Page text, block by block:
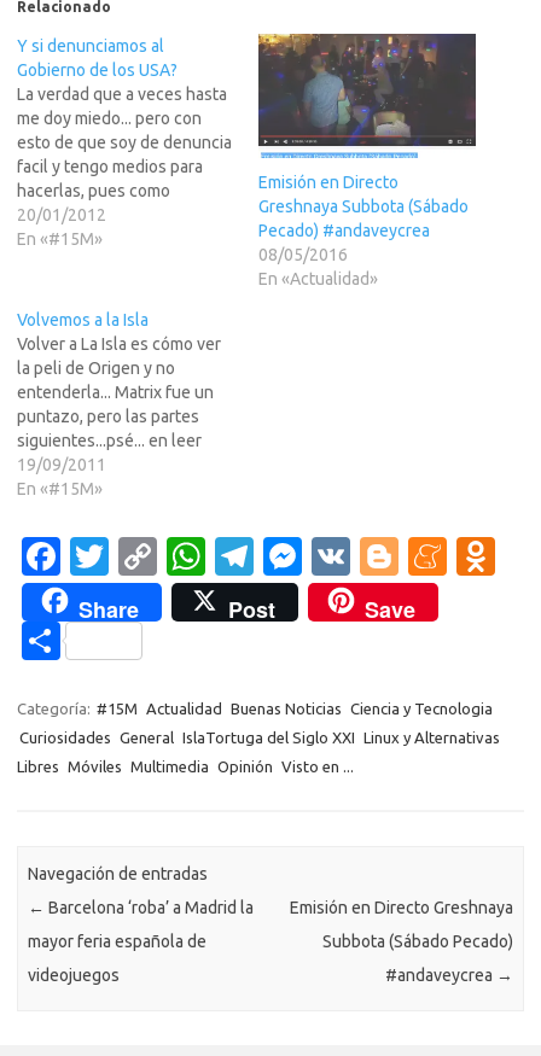
Relacionado
Y si denunciamos al
Gobierno de los USA?
La verdad que a veces hasta
me doy miedo... pero con
esto de que soy de denuncia
facil y tengo medios para
hacerlas, pues como
afectado que soy por tener
gran parte de mis
denunciar al Gobierno de mi
pais adoptivo. El caso es…
20/01/2012
En «#15M»
Emisión en Directo
Greshnaya Subbota (Sábado
Pecado) #andaveycrea
08/05/2016
En «Actualidad»
Volvemos a la Isla
Volver a La Isla es cómo ver
la peli de Origen y no
entenderla... Matrix fue un
puntazo, pero las partes
siguientes...psé... en leer
más hay másMejor.
Sencillamente, más no se
Génesis de todo ésto y hoy
volvemos a ella... quizás por
aquello…
19/09/2011
En «#15M»
Fa
c
e
b
o
o
T
w
it
te
r
C
o
p
Li
n
W
h
at
A
p
T
el
e
a
m
M
es
se
g
er
V
K
Bl
o
g
er
M
a
m as
Share Post Save
C
m
p
r
Categoría: #15M Actualidad Buenas Noticias Ciencia y Tecnologia
Curiosidades General IslaTortuga del Siglo XXI Linux y Alternativas
Libres Móviles Multimedia Opinión Visto en ...
Navegación de entradas
← Barcelona ‘roba’ a Madrid la
mayor feria española de
videojuegos
Emisión en Directo Greshnaya
Subbota (Sábado Pecado)
#andaveycrea →